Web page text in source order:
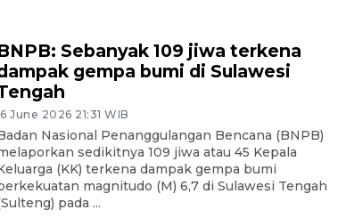
Sebanyak 109 jiwa terkena
gempa bumi di Sulawesi
June 2026 21:31 WIB
Nasional Penanggulangan Bencana (BNPB)
sedikitnya 109 jiwa atau 45 Kepala
(KK) terkena dampak gempa bumi
magnitudo (M) 6,7 di Sulawesi Tengah
pada ...